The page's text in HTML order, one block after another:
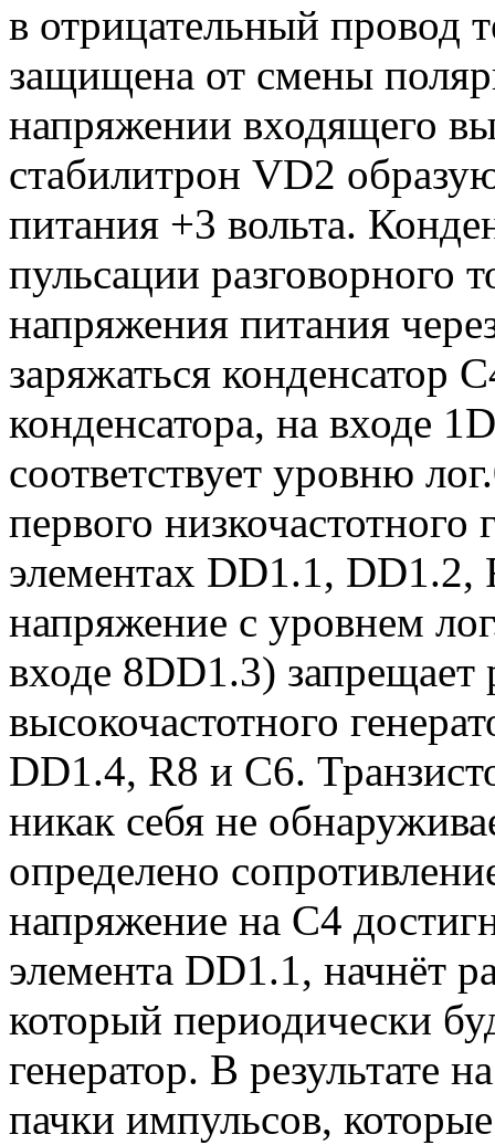
в отрицательный провод
защищена от смены
напряжении входящего
стабилитрон VD2
питания +3 вольта.
пульсации разговорного
напряжения питания
заряжаться конденсатор
конденсатора, на входе
соответствует уровню
первого
элементах DD1.1,
напряжение с уровнем
входе 8DD1.3) запрещает
высокочастотного
DD1.4, R8 и C6.
никак себя не
определено
напряжение на С4
элемента DD1.1, начнёт
который периодически
генератор. В результате
пачки импульсов,